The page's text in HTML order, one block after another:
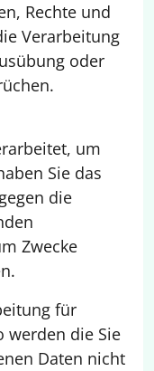
Rechte und
Verarbeitung
oder
um
Sie das
die
Zwecke
für
werden die Sie
Daten nicht